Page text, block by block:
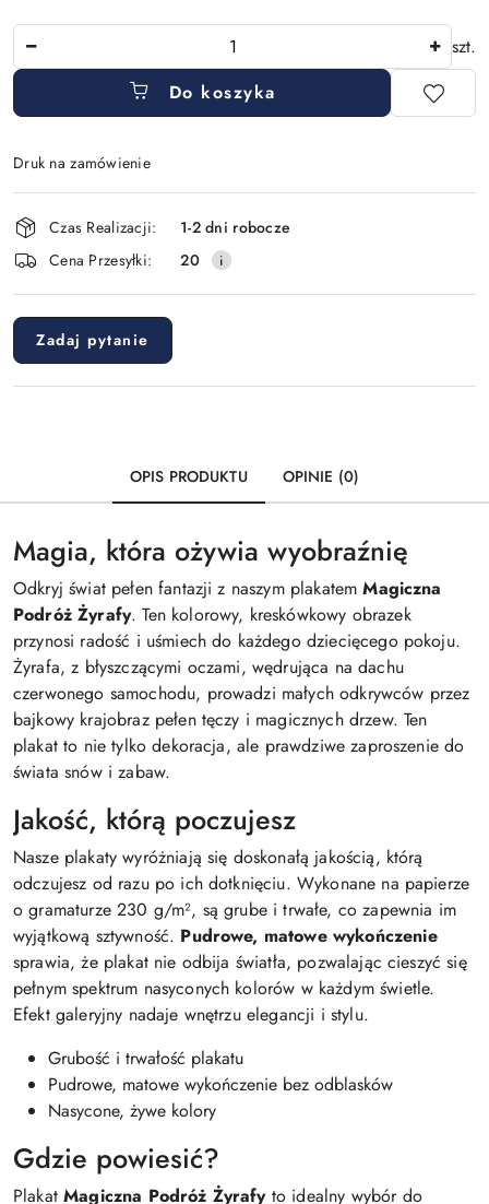
szt.
Do koszyka
Druk na zamówienie
Dostępność
i
dostawa
Czas Realizacji:
1-2 dni robocze
Cena Przesyłki:
20
Zadaj pytanie
OPIS PRODUKTU OPINIE (0)
Magia, która ożywia wyobraźnię
Odkryj świat pełen fantazji z naszym plakatemMagiczna
Podróż Żyrafy. Ten kolorowy, kreskówkowy obrazek
przynosi radość i uśmiech do każdego dziecięcego pokoju.
Żyrafa, z błyszczącymi oczami, wędrująca na dachu
czerwonego samochodu, prowadzi małych odkrywców przez
bajkowy krajobraz pełen tęczy i magicznych drzew. Ten
plakat to nie tylko dekoracja, ale prawdziwe zaproszenie do
świata snów i zabaw.
Jakość, którą poczujesz
Nasze plakaty wyróżniają się doskonałą jakością, którą
odczujesz od razu po ich dotknięciu. Wykonane na papierze
o gramaturze 230 g/m², są grube i trwałe, co zapewnia im
wyjątkową sztywność. Pudrowe, matowe wykończenie
sprawia, że plakat nie odbija światła, pozwalając cieszyć się
pełnym spektrum nasyconych kolorów w każdym świetle.
Efekt galeryjny nadaje wnętrzu elegancji i stylu.
Grubość i trwałość plakatu
Pudrowe, matowe wykończenie bez odblasków
Nasycone, żywe kolory
Gdzie powiesić?
PlakatMagiczna Podróż Żyrafyto idealny wybór do